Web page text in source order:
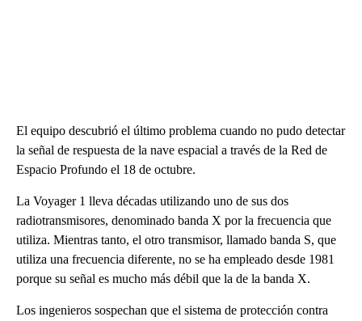
El equipo descubrió el último problema cuando no pudo detectar
la señal de respuesta de la nave espacial a través de la Red de
Espacio Profundo el 18 de octubre.
La Voyager 1 lleva décadas utilizando uno de sus dos
radiotransmisores, denominado banda X por la frecuencia que
utiliza. Mientras tanto, el otro transmisor, llamado banda S, que
utiliza una frecuencia diferente, no se ha empleado desde 1981
porque su señal es mucho más débil que la de la banda X.
Los ingenieros sospechan que el sistema de protección contra